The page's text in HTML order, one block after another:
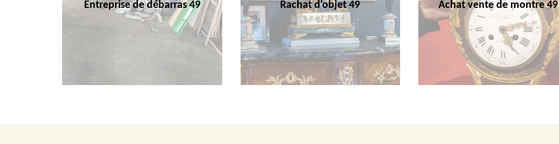
Entreprise de débarras 49 Rachat d'objet 49 Achat vente de montre 49